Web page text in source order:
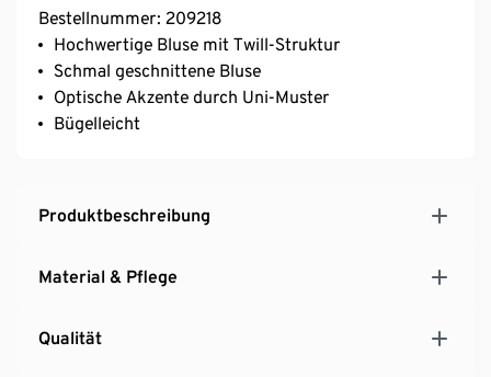
Bestellnummer: 209218
Hochwertige Bluse mit Twill-Struktur
Schmal geschnittene Bluse
Optische Akzente durch Uni-Muster
Bügelleicht
Produktbeschreibung
Material & Pflege
Qualität